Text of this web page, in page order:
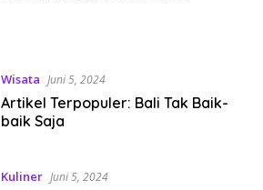
Wisata Juni 5, 2024
Artikel Terpopuler: Bali Tak Baik-
baik Saja
Kuliner Juni 5, 2024